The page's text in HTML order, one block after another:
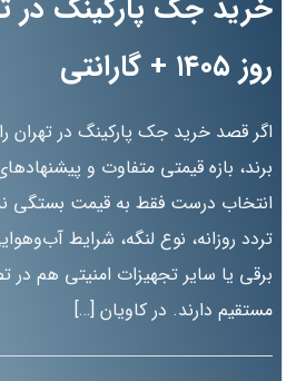
خرید جک پارکینگ در
روز ۱۴۰۵ + گارانتی
اگر قصد خرید جک پارکینگ در تهران را
برند، بازه قیمتی متفاوت و
انتخاب درست فقط به قیمت بستگی
تردد روزانه، نوع لنگه، شرایط
برقی یا سایر تجهیزات امنیتی هم در
مستقیم دارند. در کاویان […]